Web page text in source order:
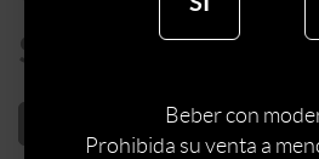
$
AÑADIR AL
Beber con
Prohibida su venta a